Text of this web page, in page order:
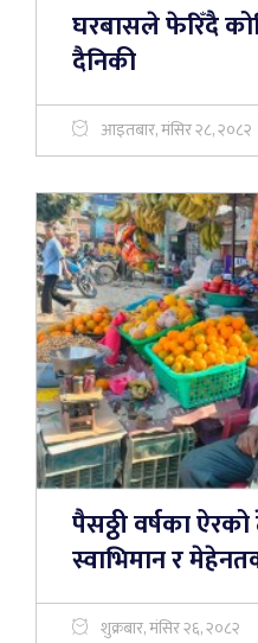
घरबासले फेरिँदै
दैनिकी
आइतबार, मंसिर २८, २०८२
पैसठ्ठी वर्षका
स्वाभिमान र
शुक्रबार, मंसिर २६, २०८२